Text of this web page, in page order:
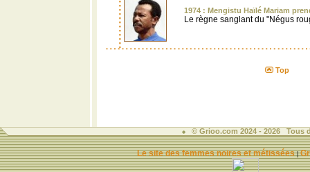
1974 : Mengistu Haïlé Mariam
Le règne sanglant du "Négus
Top
© Grioo.com 2024 - 2026 Tous
Le site des femmes noires et métissées|